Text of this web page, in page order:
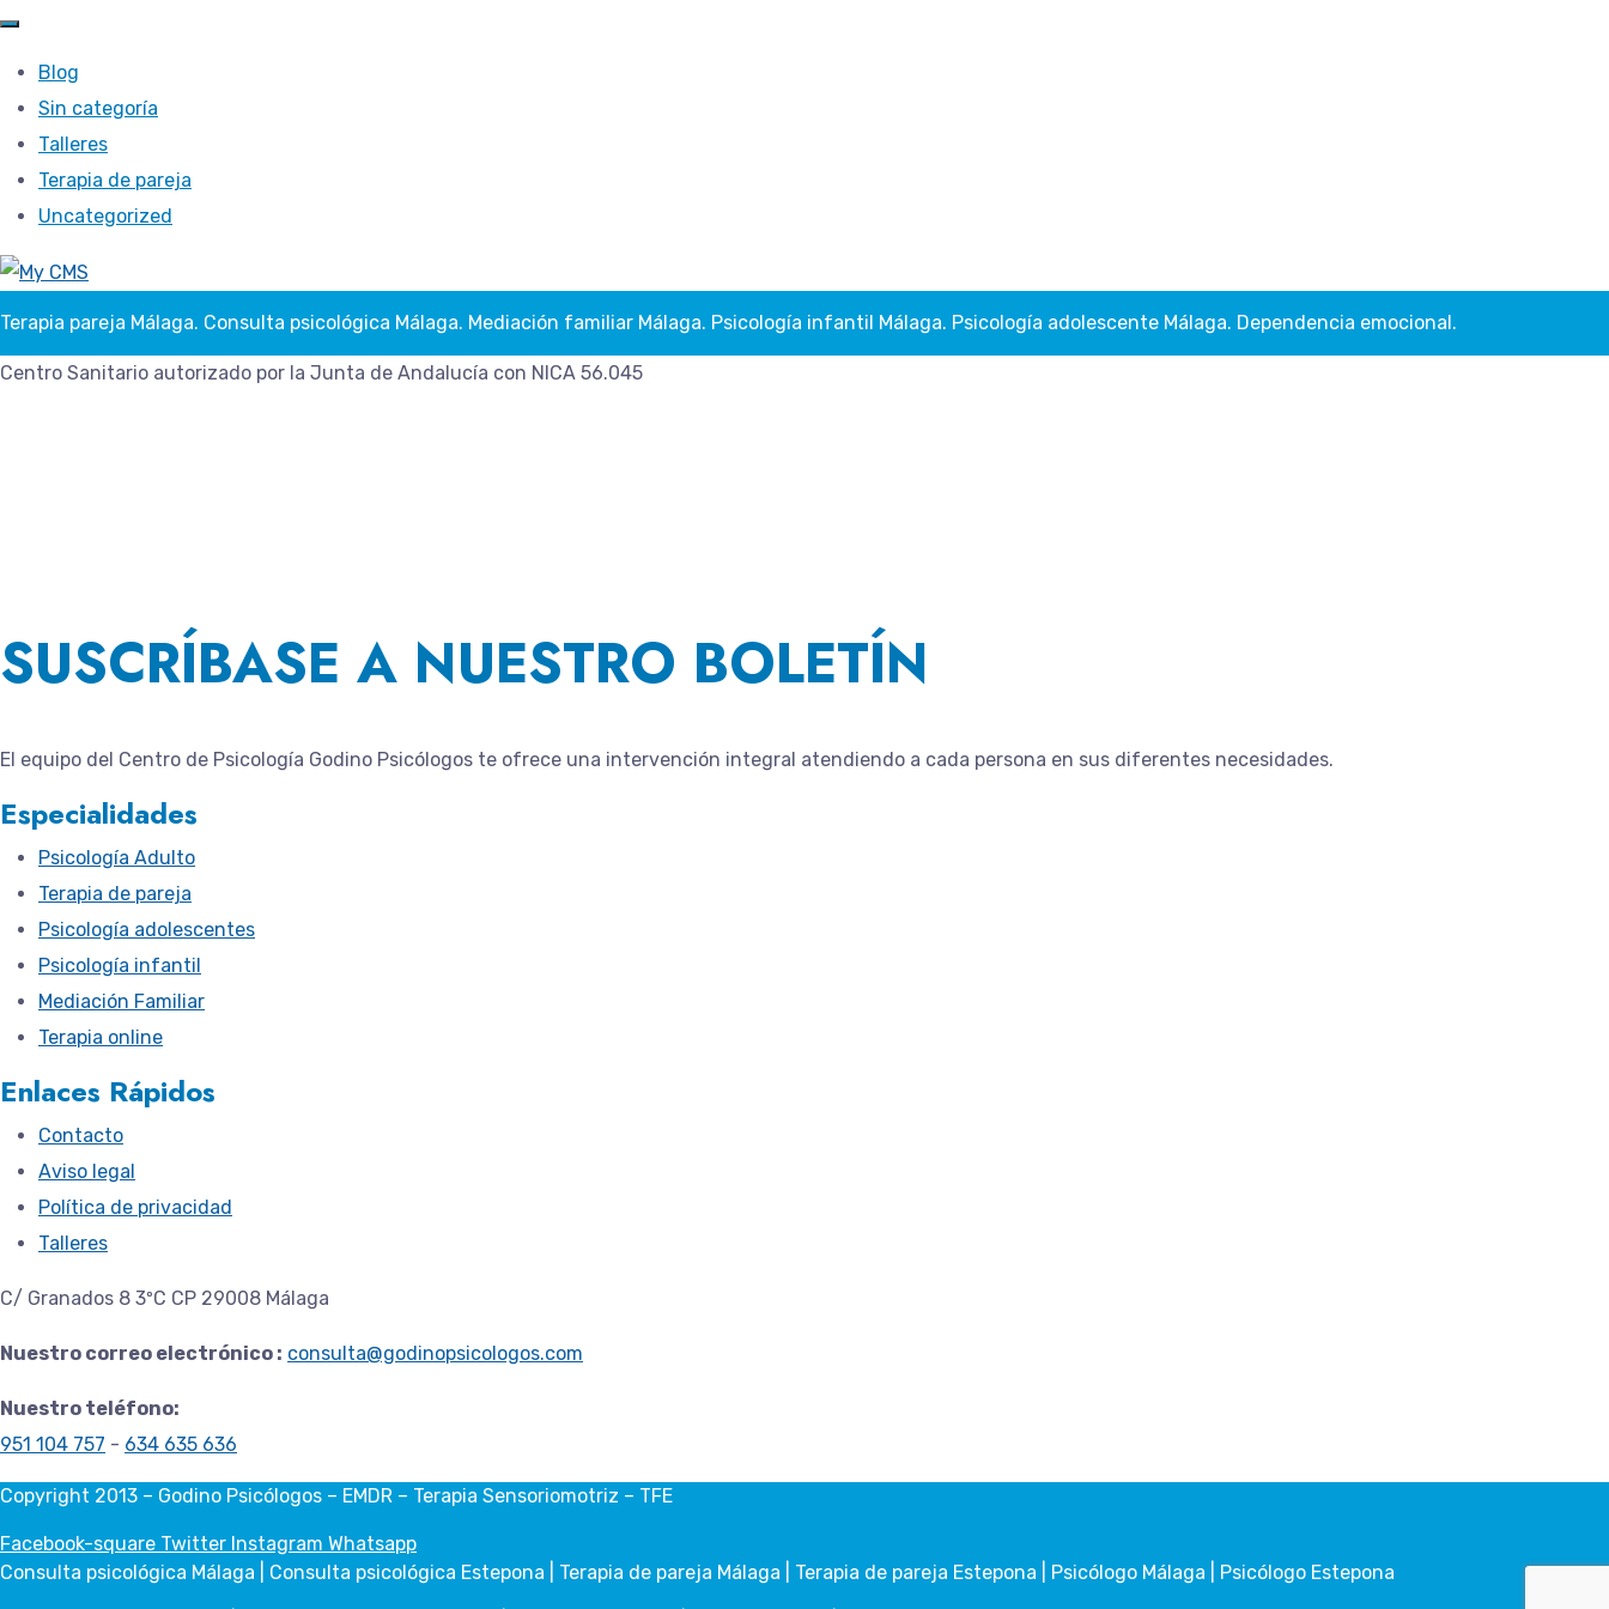
Blog
Sin categoría
Talleres
Terapia de pareja
Uncategorized
Terapia pareja Málaga. Consulta psicológica Málaga. Mediación familiar Málaga. Psicología infantil Málaga. Psicología adolescente Málaga. Dependencia emocional.
Centro Sanitario autorizado por la Junta de Andalucía con NICA 56.045
SUSCRÍBASE A NUESTRO BOLETÍN
El equipo del Centro de Psicología Godino Psicólogos te ofrece una intervención integral atendiendo a cada persona en sus diferentes necesidades.
Especialidades
Psicología Adulto
Terapia de pareja
Psicología adolescentes
Psicología infantil
Mediación Familiar
Terapia online
Enlaces Rápidos
Contacto
Aviso legal
Política de privacidad
Talleres
C/ Granados 8 3ºC CP 29008 Málaga
Nuestro correo electrónico : consulta@godinopsicologos.com
Nuestro teléfono:
951 104 757 - 634 635 636
Copyright 2013 – Godino Psicólogos – EMDR – Terapia Sensoriomotriz – TFE
Facebook-square Twitter Instagram Whatsapp
Consulta psicológica Málaga | Consulta psicológica Estepona | Terapia de pareja Málaga | Terapia de pareja Estepona | Psicólogo Málaga | Psicólogo Estepona